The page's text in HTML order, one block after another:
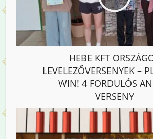
HEBE KFT
LEVELEZŐVERSENYEK –
WIN! 4 FORDULÓS
VERSENY